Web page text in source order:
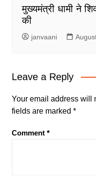
मुख्यमंत्री धामी ने
की
janvaani
Leave a Reply
Your email address will
fields are marked *
Comment *